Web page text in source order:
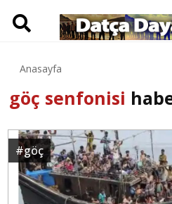
Anasayfa
göç senfonisi
#göç